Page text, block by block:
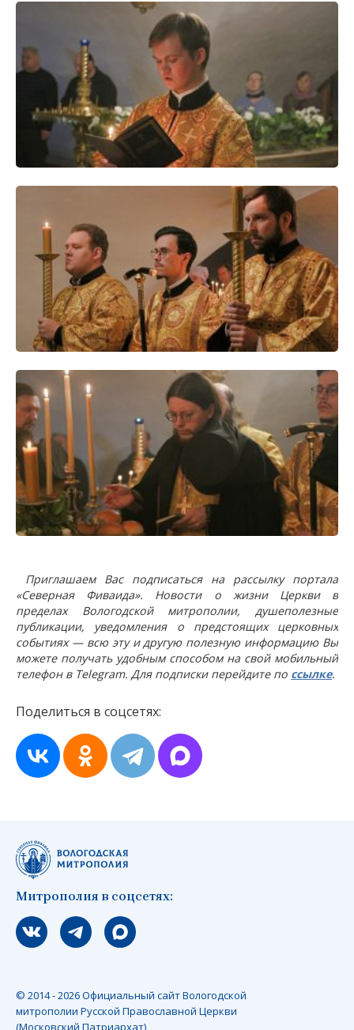
Приглашаем Вас подписаться на рассылку портала
«Северная Фиваида». Новости о жизни Церкви в
пределах Вологодской митрополии, душеполезные
публикации, уведомления о предстоящих церковных
событиях — всю эту и другую полезную информацию Вы
можете получать удобным способом на свой мобильный
телефон в Telegram. Для подписки перейдите по ссылке.
Поделиться в соцсетях:
Митрополия в соцсетях:
Мы вконтакте
Мы в telegram
Мы в Макс
© 2014 - 2026 Официальный сайт Вологодской
митрополии Русской Православной Церкви
(Московский Патриархат)